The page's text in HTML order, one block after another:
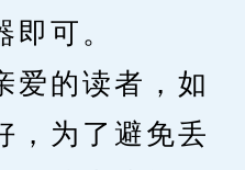
可。
的读者，如
，为了避免丢